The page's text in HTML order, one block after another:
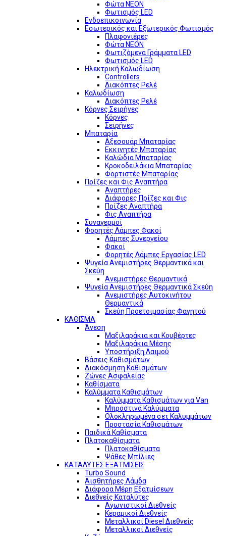
Φώτα NEON
Φωτισμός LED
Ενδοεπικοινωνία
Εσωτερικός και Εξωτερικός Φωτισμός
Πλαφονιέρες
Φώτα NEON
Φωτιζόμενα Γράμματα LED
Φωτισμός LED
Ηλεκτρική Καλωδίωση
Controllers
Διακόπτες Ρελέ
Καλωδίωση
Διακόπτες Ρελέ
Κόρνες Σειρήνες
Κόρνες
Σειρήνες
Μπαταρία
Αξεσουάρ Μπαταρίας
Εκκινητές Μπαταρίας
Καλώδια Μπαταρίας
Κροκοδειλάκια Μπαταρίας
Φορτιστές Μπαταρίας
Πρίζες και Φις Αναπτήρα
Αναπτήρες
Διάφορες Πρίζες και Φις
Πρίζες Αναπτήρα
Φις Αναπτήρα
Συναγερμοί
Φορητές Λάμπες Φακοί
Λάμπες Συνεργείου
Φακοί
Φορητές Λάμπες Εργασίας LED
Ψυγεία Ανεμιστήρες Θερμαντικά και
Σκεύη
Ανεμιστήρες Θερμαντικά
Ψυγεία Ανεμιστήρες Θερμαντικά Σκεύη
Ανεμιστήρες Αυτοκινήτου
Θερμαντικά
Σκεύη Προετοιμασίας Φαγητού
ΚΑΘΙΣΜΑ
Άνεση
Μαξιλαράκια και Κουβέρτες
Μαξιλαράκια Μέσης
Υποστήριξη Λαιμού
Βάσεις Καθισμάτων
Διακόσμηση Καθισμάτων
Ζώνες Ασφαλείας
Καθίσματα
Καλύμματα Καθισμάτων
Καλύμματα Καθισμάτων για Van
Μπροστινά Καλύμματα
Ολοκληρωμένα σετ Καλυμμάτων
Προστασία Καθισμάτων
Παιδικά Καθίσματα
Πλατοκαθίσματα
Πλατοκαθίσματα
Ψάθες Μπίλιες
ΚΑΤΑΛΥΤΕΣ ΕΞΑΤΜΙΣΕΙΣ
Turbo Sound
Αισθητήρες Λάμδα
Διάφορα Μέρη Εξατμίσεων
Διεθνείς Καταλύτες
Αγωνιστικοί Διεθνείς
Κεραμικοί Διεθνείς
Μεταλλικοί Diesel Διεθνείς
Μεταλλικοί Διεθνείς